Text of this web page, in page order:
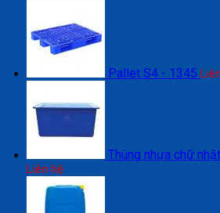
Pallet S4 - 1345
Thùng nhựa chữ
Liên hệ